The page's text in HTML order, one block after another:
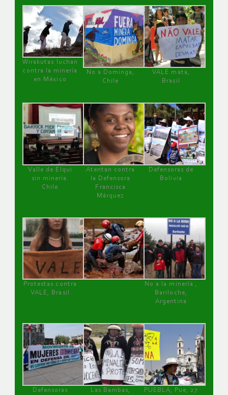
Wirakutas luchan
contra la minería
en México
No a Dominga,
Chile
VALE mata,
Brasil
Valle de Elqui
sin minería.
Chile
Atentan contra
la Defensora
Francisca
Márquez
Defensoras de
Bolivia
Protestas contra
VALE, Brasil
No a la minería ,
Bariloche,
Argentina
Defensoras
Las Bambas,
PUEBLA, Pue, 27